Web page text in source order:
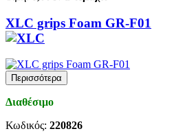
XLC grips Foam GR-F01
Περισσότερα
Διαθέσιμο
Κωδικός: 220826